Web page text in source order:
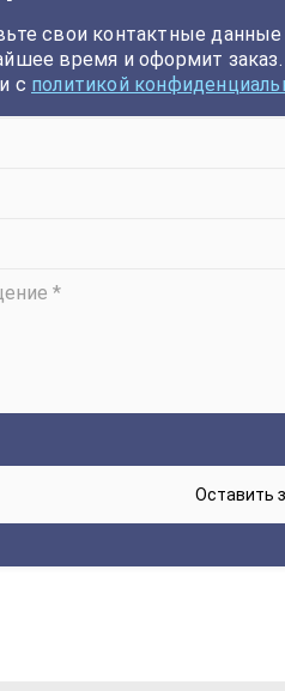
свои контактные
время и оформит
с политикой